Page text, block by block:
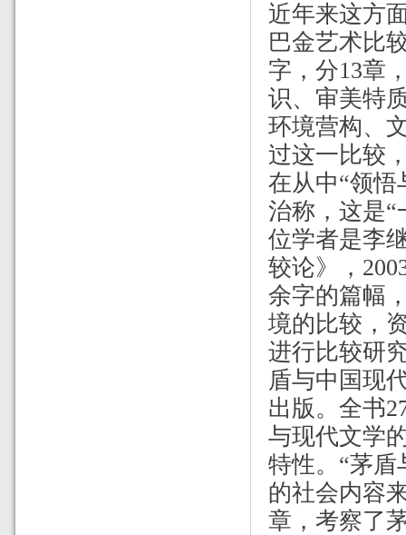
近年来这方
巴金艺术比
字，分13章
识、审美特
环境营构、
过这一比较
在从中“领悟
治称，这是“
位学者是李
较论》，
余字的篇幅
境的比较，
进行比较研
盾与中国现
出版。全书
与现代文学
特性。“茅盾
的社会内容
章，考察了